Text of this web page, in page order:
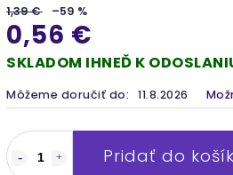
1,39 € –59 %
0,56 €
SKLADOM IHNEĎ K
Môžeme doručiť do: 11.8.2026
Pridať do